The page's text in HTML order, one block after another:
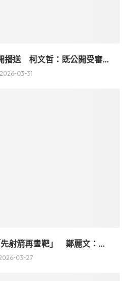
播送 柯文哲：既公開受審...
2026-03-31
射箭再畫靶」 鄭麗文：...
03-27